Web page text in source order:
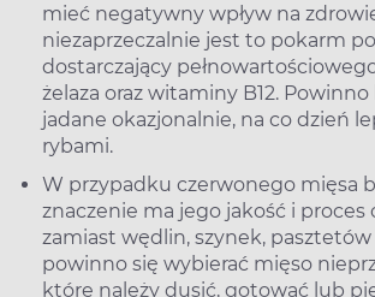
mieć negatywny wpływ na
niezaprzeczalnie jest to pokarm
dostarczający
żelaza oraz witaminy B12.
jadane okazjonalnie, na co dzień
rybami.
W przypadku czerwonego mięsa
znaczenie ma jego jakość i proces
zamiast wędlin, szynek, pasztetów
powinno się wybierać mięso
które należy dusić, gotować lub